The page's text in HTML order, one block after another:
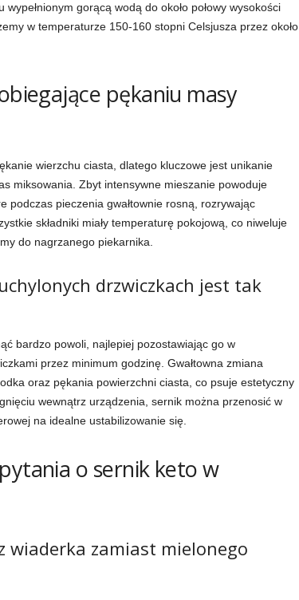
gorącą wodą do około połowy wysokości
w temperaturze 150-160 stopni Celsjusza przez około
pękaniu masy
wierzchu ciasta, dlatego kluczowe jest unikanie
miksowania. Zbyt intensywne mieszanie powoduje
podczas pieczenia gwałtownie rosną, rozrywając
składniki miały temperaturę pokojową, co niweluje
do nagrzanego piekarnika.
drzwiczkach jest tak
bardzo powoli, najlepiej pozostawiając go w
przez minimum godzinę. Gwałtowna zmiana
oraz pękania powierzchni ciasta, co psuje estetyczny
wewnątrz urządzenia, sernik można przenosić w
na idealne ustabilizowanie się.
o sernik keto w
wiaderka zamiast mielonego